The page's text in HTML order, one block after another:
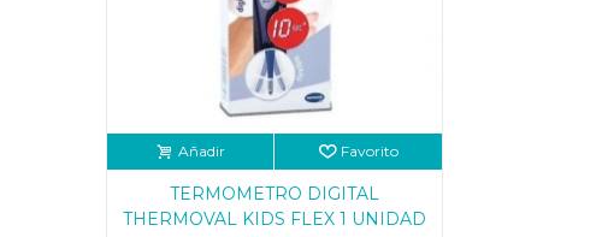
Añadir Favorito
TERMOMETRO DIGITAL
THERMOVAL KIDS FLEX 1 UNIDAD